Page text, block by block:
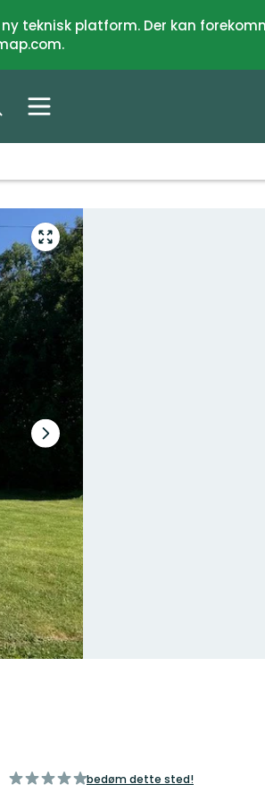
teknisk platform. Der kan
Gå
til
fuld
skærm
Næste
ud
bedøm dette sted!